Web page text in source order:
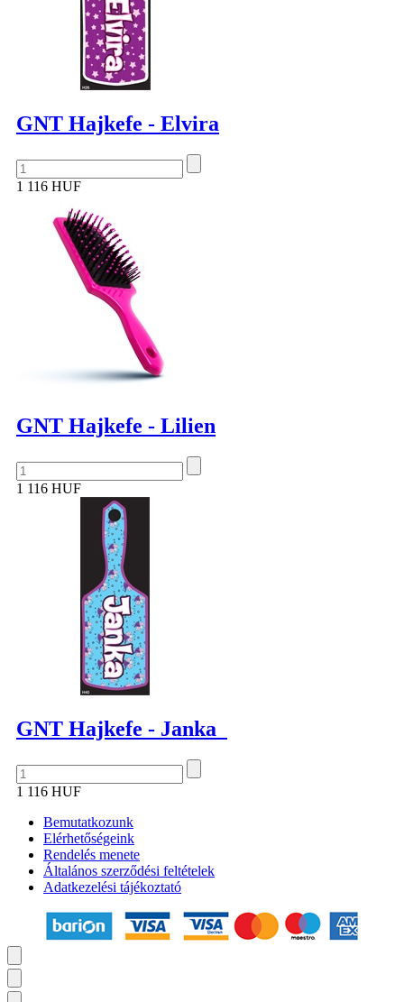
GNT Hajkefe - Elvira
1 116 HUF
GNT Hajkefe - Lilien
1 116 HUF
GNT Hajkefe - Janka
1 116 HUF
Bemutatkozunk
Elérhetőségeink
Rendelés menete
Általános szerződési feltételek
Adatkezelési tájékoztató